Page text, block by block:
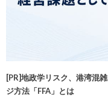
[PR]地政学リスク、港湾混
ジ方法「FFA」とは